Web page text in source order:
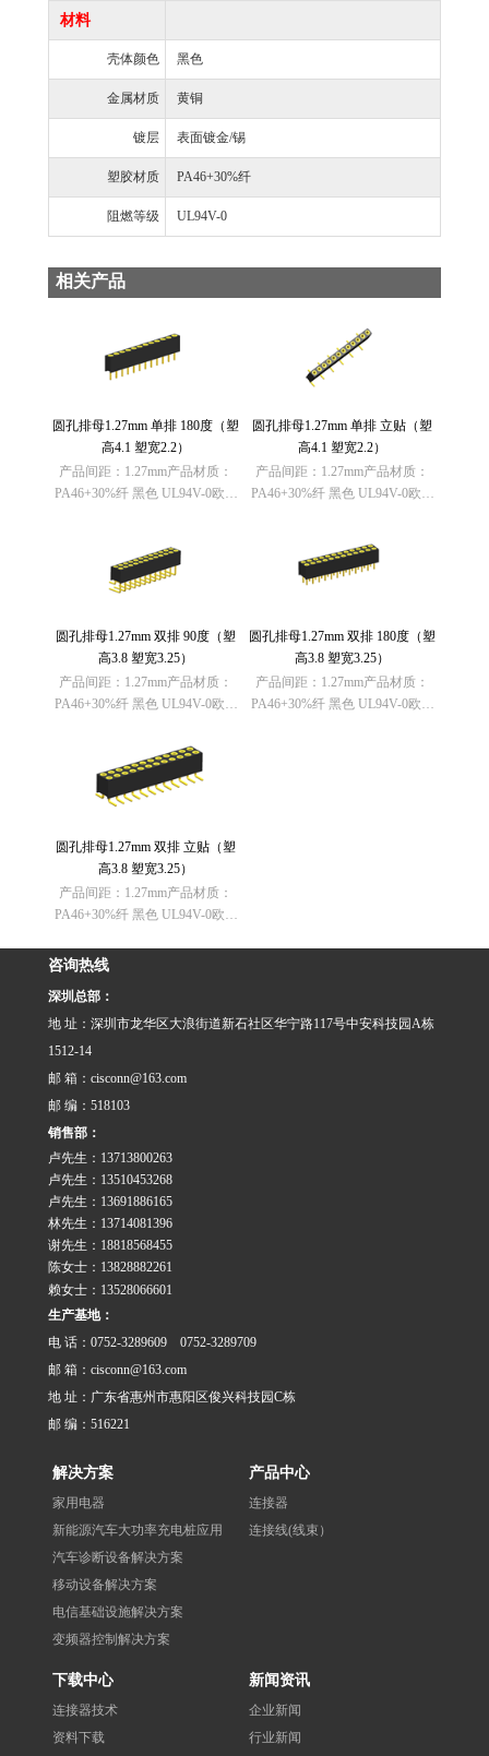
材料
壳体颜色 黑色
金属材质 黄铜
镀层 表面镀金/锡
塑胶材质 PA46+30%纤
阻燃等级 UL94V-0
相关产品
圆孔排母1.27mm 单排 180度（塑
高4.1 塑宽2.2）
产品间距：1.27mm产品材质：
PA46+30%纤 黑色 UL94V-0欧盟
REACH SVHC(1907/2006/EC)
欧……
圆孔排母1.27mm 单排 立贴（塑
高4.1 塑宽2.2）
产品间距：1.27mm产品材质：
PA46+30%纤 黑色 UL94V-0欧盟
REACH SVHC(1907/2006/EC)
欧……
圆孔排母1.27mm 双排 90度（塑
高3.8 塑宽3.25）
产品间距：1.27mm产品材质：
PA46+30%纤 黑色 UL94V-0欧盟
要求欧盟REACH法规： 不含有
REACH SVHC(1907/2006/EC)
欧……
圆孔排母1.27mm 双排 180度（塑
高3.8 塑宽3.25）
产品间距：1.27mm产品材质：
PA46+30%纤 黑色 UL94V-0欧盟
圆孔排母1.27mm 双排 立贴（塑
高3.8 塑宽3.25）
产品间距：1.27mm产品材质：
PA46+30%纤 黑色 UL94V-0欧盟
要求欧盟REACH法规： 不含有
咨询热线
深圳总部：
地 址：深圳市龙华区大浪街道新石社区华宁路117号中安科技园A栋
1512-14
邮 箱：cisconn@163.com
邮 编：518103
销售部：
卢先生：13713800263
卢先生：13510453268
卢先生：13691886165
林先生：13714081396
谢先生：18818568455
陈女士：13828882261
赖女士：13528066601
生产基地：
电 话：0752-3289609 0752-3289709
邮 箱：cisconn@163.com
地 址：广东省惠州市惠阳区俊兴科技园C栋
邮 编：516221
解决方案
家用电器
新能源汽车大功率充电桩应用
汽车诊断设备解决方案
移动设备解决方案
电信基础设施解决方案
变频器控制解决方案
产品中心
连接器
连接线(线束）
下载中心
连接器技术
资料下载
新闻资讯
企业新闻
行业新闻